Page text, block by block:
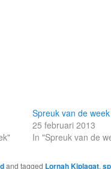
Spreuk van de week
25 februari 2013
In "Spreuk van de
and tagged Lornah Kiplagat,